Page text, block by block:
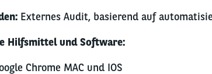
Externes Audit, basierend auf
Hilfsmittel und Software:
Chrome MAC und IOS